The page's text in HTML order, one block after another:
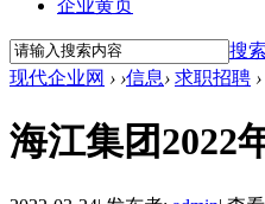
企业黄页
搜索
现代企业网 › ›信息› 求职招聘 ›
海江集团2022